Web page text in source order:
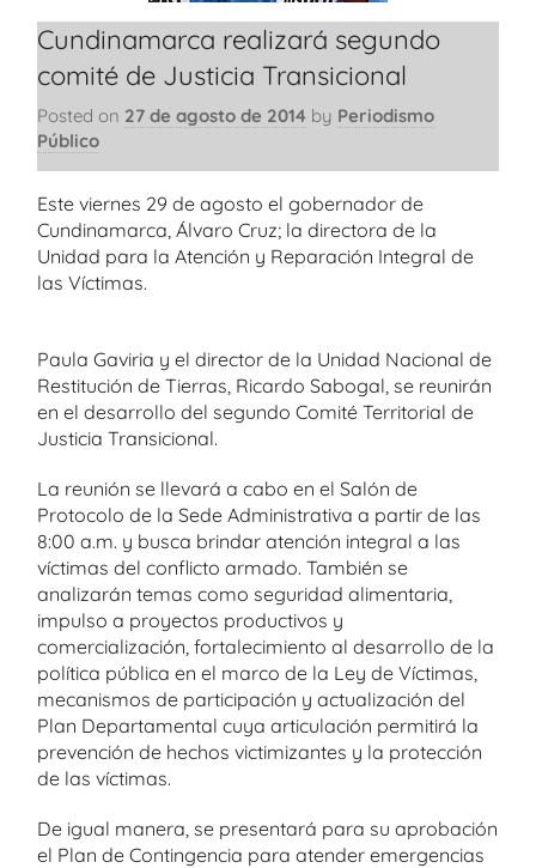
Cundinamarca realizará segundo
comité de Justicia Transicional
Posted on 27 de agosto de 2014 by Periodismo
Público
Este viernes 29 de agosto el gobernador de
Cundinamarca, Álvaro Cruz; la directora de la
Unidad para la Atención y Reparación Integral de
las Víctimas.
Paula Gaviria y el director de la Unidad Nacional de
Restitución de Tierras, Ricardo Sabogal, se reunirán
en el desarrollo del segundo Comité Territorial de
Justicia Transicional.
La reunión se llevará a cabo en el Salón de
Protocolo de la Sede Administrativa a partir de las
8:00 a.m. y busca brindar atención integral a las
víctimas del conflicto armado. También se
analizarán temas como seguridad alimentaria,
impulso a proyectos productivos y
comercialización, fortalecimiento al desarrollo de la
política pública en el marco de la Ley de Víctimas,
mecanismos de participación y actualización del
Plan Departamental cuya articulación permitirá la
prevención de hechos victimizantes y la protección
de las víctimas.
De igual manera, se presentará para su aprobación
el Plan de Contingencia para atender emergencias